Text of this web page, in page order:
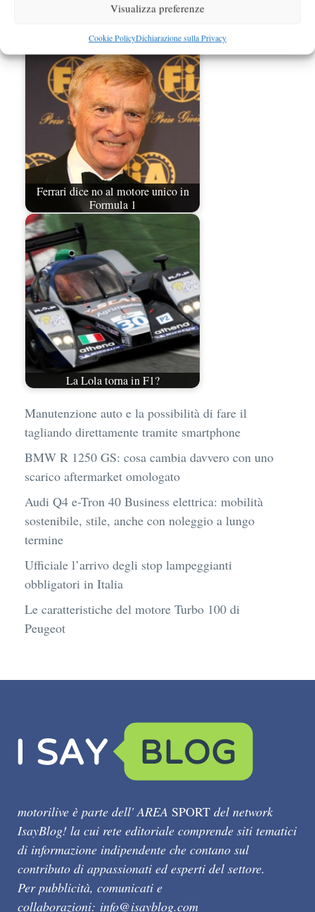
Visualizza preferenze
Cookie PolicyDichiarazione sulla Privacy
Ferrari dice no al motore unico in
Formula 1
La Lola torna in F1?
Manutenzione auto e la possibilità di fare il
tagliando direttamente tramite smartphone
BMW R 1250 GS: cosa cambia davvero con uno
scarico aftermarket omologato
Audi Q4 e-Tron 40 Business elettrica: mobilità
sostenibile, stile, anche con noleggio a lungo
termine
Ufficiale l’arrivo degli stop lampeggianti
obbligatori in Italia
Le caratteristiche del motore Turbo 100 di
Peugeot
motorilive è parte dell' AREA SPORT del network
IsayBlog! la cui rete editoriale comprende siti tematici
di informazione indipendente che contano sul
contributo di appassionati ed esperti del settore.
Per pubblicità, comunicati e
collaborazioni: info@isayblog.com